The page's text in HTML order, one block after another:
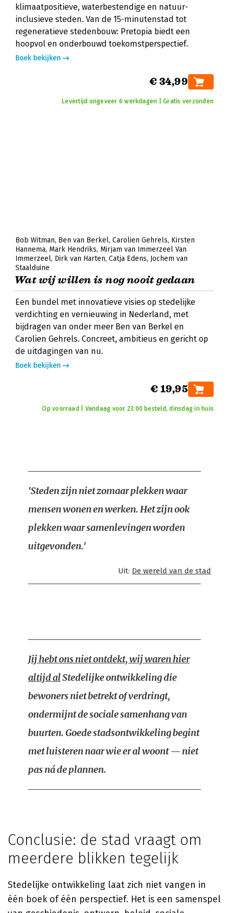
klimaatpositieve, waterbestendige en natuur-
inclusieve steden. Van de 15-minutenstad tot
regeneratieve stedenbouw: Pretopia biedt een
hoopvol en onderbouwd toekomstperspectief.
Boek bekijken
€ 34,99
Levertijd ongeveer 6 werkdagen | Gratis verzonden
Bob Witman Ben van Berkel Carolien Gehrels Kirsten
Hannema Mark Hendriks Mirjam van Immerzeel Van
Immerzeel Dirk van Harten Catja Edens Jochem van
Staalduine
Wat wij willen is nog nooit gedaan
Een bundel met innovatieve visies op stedelijke
verdichting en vernieuwing in Nederland, met
bijdragen van onder meer Ben van Berkel en
Carolien Gehrels. Concreet, ambitieus en gericht op
de uitdagingen van nu.
Boek bekijken
€ 19,95
Op voorraad | Vandaag voor 23:00 besteld, dinsdag in huis
'Steden zijn niet zomaar plekken waar
mensen wonen en werken. Het zijn ook
plekken waar samenlevingen worden
uitgevonden.'
Uit: De wereld van de stad
Jij hebt ons niet ontdekt, wij waren hier
altijd alStedelijke ontwikkeling die
bewoners niet betrekt of verdringt,
ondermijnt de sociale samenhang van
buurten. Goede stadsontwikkeling begint
met luisteren naar wie er al woont — niet
pas ná de plannen.
Conclusie: de stad vraagt om
meerdere blikken tegelijk
Stedelijke ontwikkeling laat zich niet vangen in
één boek of één perspectief. Het is een samenspel